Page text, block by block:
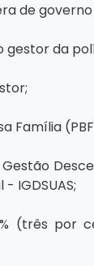
de
da
Família
IGDSUAS;
por